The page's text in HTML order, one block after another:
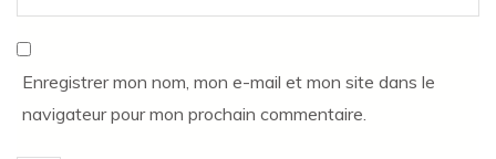
Enregistrer mon nom, mon e-mail et mon site dans le
navigateur pour mon prochain commentaire.